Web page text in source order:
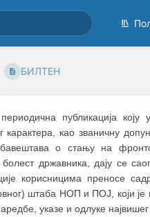
БИЛТЕН
публикација коју
карактера, као званичну
о стању на
државника, дају се
корисницима преносе
штаба НОП и ПОЈ, који
указе и одлуке